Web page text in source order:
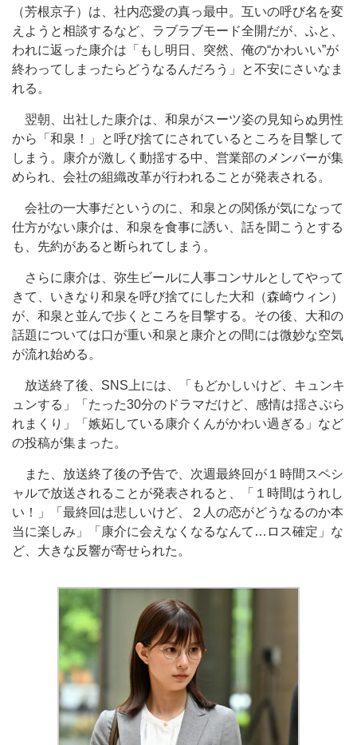
（芳根京子）は、社内恋愛の真っ最中。互いの呼び名を変
えようと相談するなど、ラブラブモード全開だが、ふと、
われに返った康介は「もし明日、突然、俺の“かわいい”が
終わってしまったらどうなるんだろう」と不安にさいなま
れる。
翌朝、出社した康介は、和泉がスーツ姿の見知らぬ男性
から「和泉！」と呼び捨てにされているところを目撃して
しまう。康介が激しく動揺する中、営業部のメンバーが集
められ、会社の組織改革が行われることが発表される。
会社の一大事だというのに、和泉との関係が気になって
仕方がない康介は、和泉を食事に誘い、話を聞こうとする
も、先約があると断られてしまう。
さらに康介は、弥生ビールに人事コンサルとしてやって
きて、いきなり和泉を呼び捨てにした大和（森崎ウィン）
が、和泉と並んで歩くところを目撃する。その後、大和の
話題については口が重い和泉と康介との間には微妙な空気
が流れ始める。
放送終了後、SNS上には、「もどかしいけど、キュンキ
ュンする」「たった30分のドラマだけど、感情は揺さぶら
れまくり」「嫉妬している康介くんがかわい過ぎる」など
の投稿が集まった。
また、放送終了後の予告で、次週最終回が１時間スペシ
ャルで放送されることが発表されると、「１時間はうれし
い！」「最終回は悲しいけど、２人の恋がどうなるのか本
当に楽しみ」「康介に会えなくなるなんて…ロス確定」な
ど、大きな反響が寄せられた。